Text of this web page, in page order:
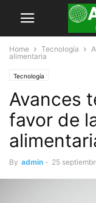
Home Tecnología
alimentaria
Tecnología
Avances
favor de
By admin - 25